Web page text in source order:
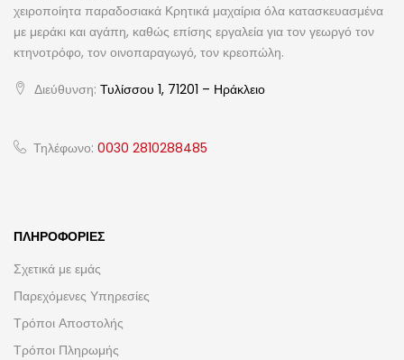
χειροποίητα παραδοσιακά Κρητικά μαχαίρια όλα κατασκευασμένα
με μεράκι και αγάπη, καθώς επίσης εργαλεία για τον γεωργό τον
κτηνοτρόφο, τον οινοπαραγωγό, τον κρεοπώλη.
Διεύθυνση: Τυλίσσου 1, 71201 – Ηράκλειο
Τηλέφωνο: 0030 2810288485
ΠΛΗΡΟΦΟΡΊΕΣ
Σχετικά με εμάς
Παρεχόμενες Υπηρεσίες
Τρόποι Αποστολής
Τρόποι Πληρωμής